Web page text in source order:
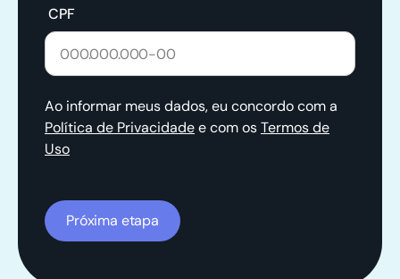
CPF
Ao informar meus dados, eu concordo com a
Política de Privacidadee com osTermos de
Uso
Próxima etapa